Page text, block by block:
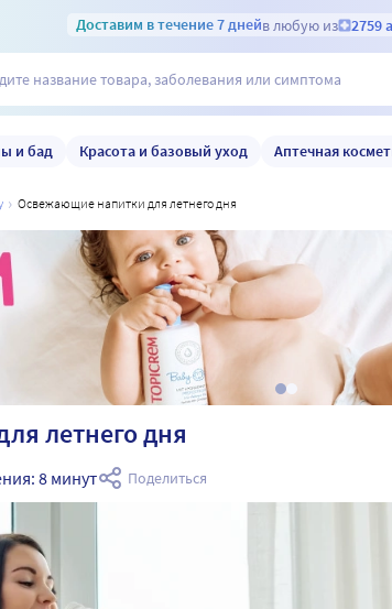
Доставим в течение 7 днейв любую из 2759
и бад Красота и базовый уход Аптечная
освежающие напитки для летнего дня
летнего дня
8 минут Поделиться